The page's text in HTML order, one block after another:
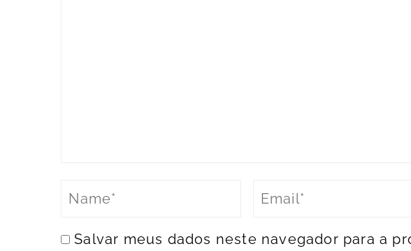
Salvar meus dados neste navegador para a